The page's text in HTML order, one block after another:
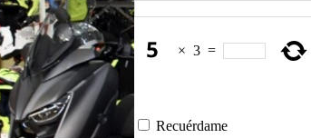
Acceder
× 3 =
Recuérdame